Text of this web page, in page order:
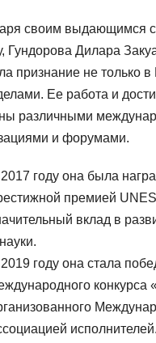
своим выдающимся
Гундорова Дилара
признание не только в
Ее работа и
различными
и форумами.
году она была
премией
вклад в
году она стала
конкурса
исполнителей.